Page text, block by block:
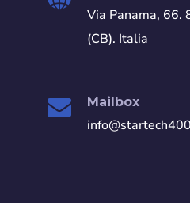
Via Panama, 66.
(CB). Italia
Mailbox